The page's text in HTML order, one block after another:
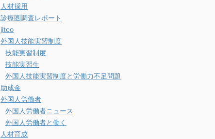
人材採用
診療圏調査レポート
jitco
外国人技能実習制度
技能実習制度
技能実習生
外国人技能実習制度と労働力不足問題
助成金
外国人労働者
外国人労働者ニュース
外国人労働者と働く
人材育成